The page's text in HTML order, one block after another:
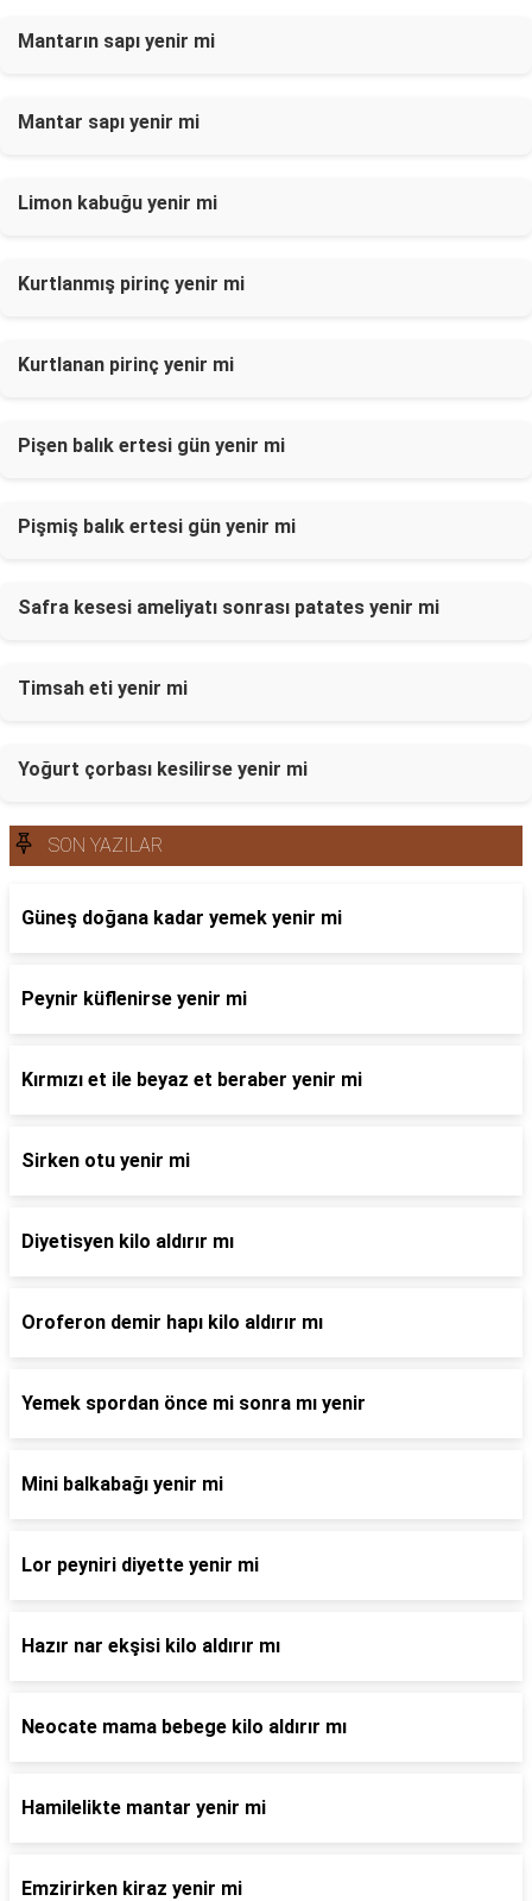
Mantarın sapı yenir mi
Mantar sapı yenir mi
Limon kabuğu yenir mi
Kurtlanmış pirinç yenir mi
Kurtlanan pirinç yenir mi
Pişen balık ertesi gün yenir mi
Pişmiş balık ertesi gün yenir mi
Safra kesesi ameliyatı sonrası patates yenir mi
Timsah eti yenir mi
Yoğurt çorbası kesilirse yenir mi
SON YAZILAR
Güneş doğana kadar yemek yenir mi
Peynir küflenirse yenir mi
Kırmızı et ile beyaz et beraber yenir mi
Sirken otu yenir mi
Diyetisyen kilo aldırır mı
Oroferon demir hapı kilo aldırır mı
Yemek spordan önce mi sonra mı yenir
Mini balkabağı yenir mi
Lor peyniri diyette yenir mi
Hazır nar ekşisi kilo aldırır mı
Neocate mama bebege kilo aldırır mı
Hamilelikte mantar yenir mi
Emzirirken kiraz yenir mi